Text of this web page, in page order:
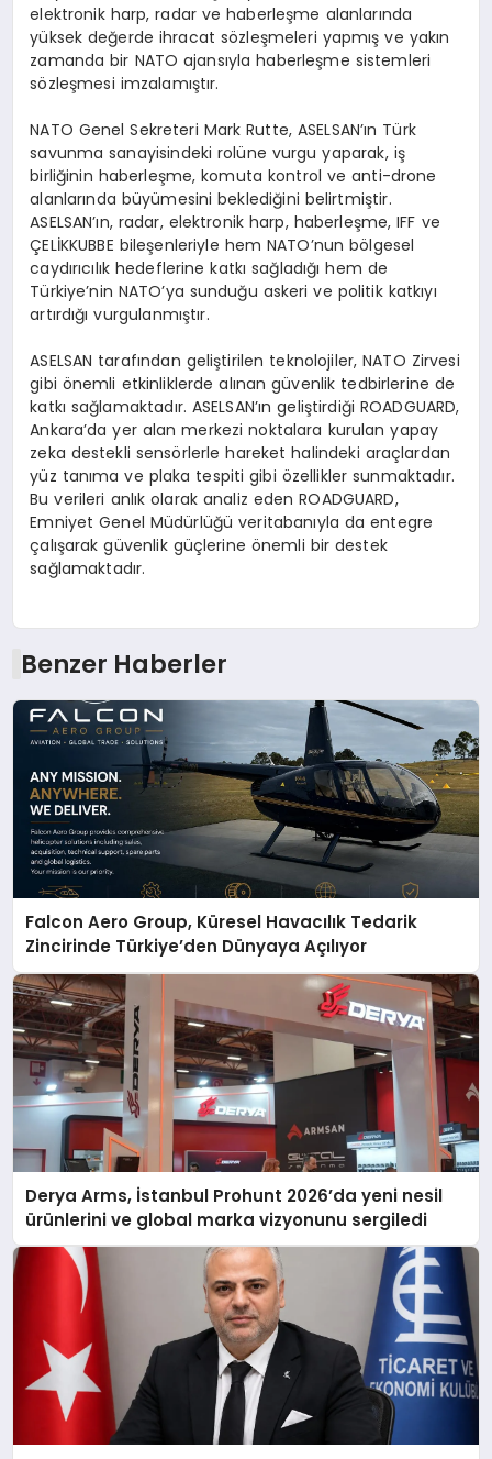
elektronik harp, radar ve haberleşme alanlarında
yüksek değerde ihracat sözleşmeleri yapmış ve yakın
zamanda bir NATO ajansıyla haberleşme sistemleri
sözleşmesi imzalamıştır.
NATO Genel Sekreteri Mark Rutte, ASELSAN’ın Türk
savunma sanayisindeki rolüne vurgu yaparak, iş
birliğinin haberleşme, komuta kontrol ve anti-drone
alanlarında büyümesini beklediğini belirtmiştir.
ASELSAN’ın, radar, elektronik harp, haberleşme, IFF ve
ÇELİKKUBBE bileşenleriyle hem NATO’nun bölgesel
caydırıcılık hedeflerine katkı sağladığı hem de
Türkiye’nin NATO’ya sunduğu askeri ve politik katkıyı
artırdığı vurgulanmıştır.
ASELSAN tarafından geliştirilen teknolojiler, NATO Zirvesi
gibi önemli etkinliklerde alınan güvenlik tedbirlerine de
katkı sağlamaktadır. ASELSAN’ın geliştirdiği ROADGUARD,
Ankara’da yer alan merkezi noktalara kurulan yapay
zeka destekli sensörlerle hareket halindeki araçlardan
yüz tanıma ve plaka tespiti gibi özellikler sunmaktadır.
Bu verileri anlık olarak analiz eden ROADGUARD,
Emniyet Genel Müdürlüğü veritabanıyla da entegre
çalışarak güvenlik güçlerine önemli bir destek
sağlamaktadır.
Benzer Haberler
Falcon Aero Group, Küresel Havacılık Tedarik
Zincirinde Türkiye’den Dünyaya Açılıyor
Derya Arms, İstanbul Prohunt 2026’da yeni nesil
ürünlerini ve global marka vizyonunu sergiledi